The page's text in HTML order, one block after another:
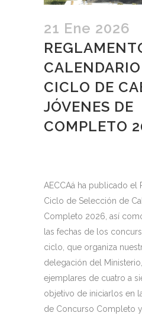
21 Ene 2026
CICLO DE
JÓVENES DE
COMPLETO
AECCAá ha publicado el
Ciclo de Selección de
Completo 2026, así
las fechas de los
ciclo, que organiza
delegación del
ejemplares de cuatro a
objetivo de iniciarlos en
de Concurso Completo